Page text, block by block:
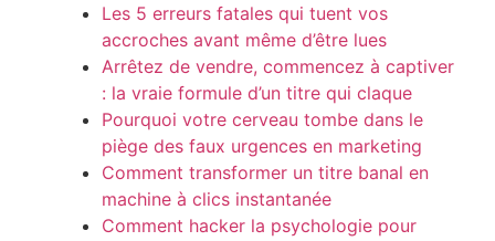
Les 5 erreurs fatales qui tuent vos
accroches avant même d’être lues
Arrêtez de vendre, commencez à captiver
: la vraie formule d’un titre qui claque
Pourquoi votre cerveau tombe dans le
piège des faux urgences en marketing
Comment transformer un titre banal en
machine à clics instantanée
Comment hacker la psychologie pour